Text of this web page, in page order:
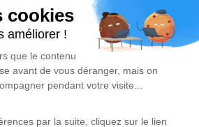
vos pensées à travers des
Cet endroit est un lieu
honorer la mémoire de Jean-
d’arbre hommage est